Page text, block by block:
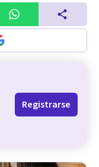
Registrarse